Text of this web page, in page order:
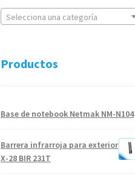
Selecciona una categoría
Productos
Base de notebook Netmak NM-N104
Barrera infrarroja para exterior
X-28 BIR 231T